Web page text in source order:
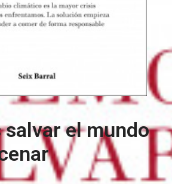
salvar el mundo